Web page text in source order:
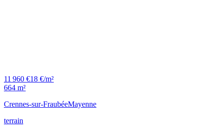
11 960 €18 €/m²
664 m²
Crennes-sur-FraubéeMayenne
terrain